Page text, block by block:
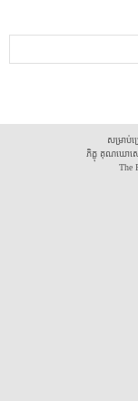
សម្រាប់
ភិក្ខុ គុណឃោស
The